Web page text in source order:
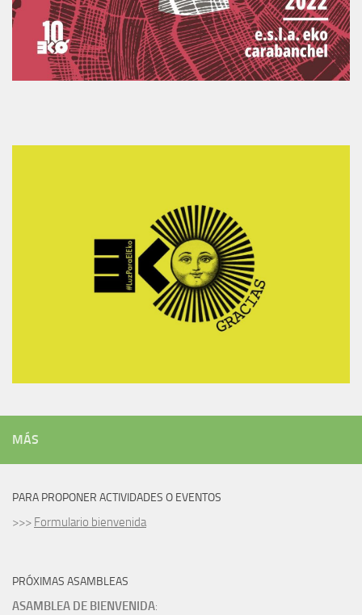
MÁS
PARA PROPONER ACTIVIDADES O EVENTOS
>>> Formulario bienvenida
PRÓXIMAS ASAMBLEAS
ASAMBLEA DE BIENVENIDA: